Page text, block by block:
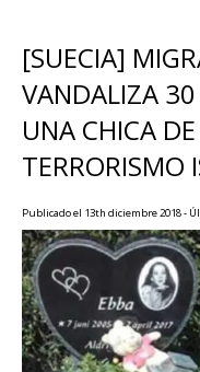
[SUECIA]
VANDALIZA
UNA CHICA
TERRORISMO
Publicado el 13th diciembre 2018 -